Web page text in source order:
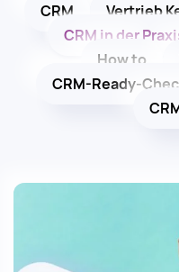
CRM Vertrieb
CRM in der
How to
CRM-Ready-